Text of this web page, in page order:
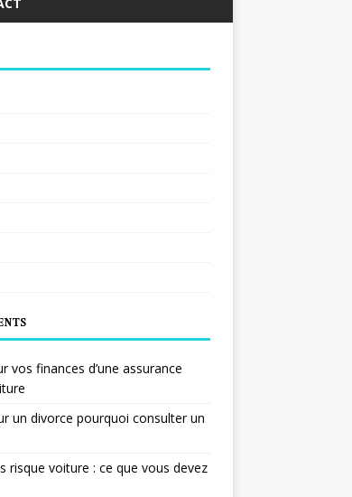
vos finances d’une assurance
un divorce pourquoi consulter un
risque voiture : ce que vous devez